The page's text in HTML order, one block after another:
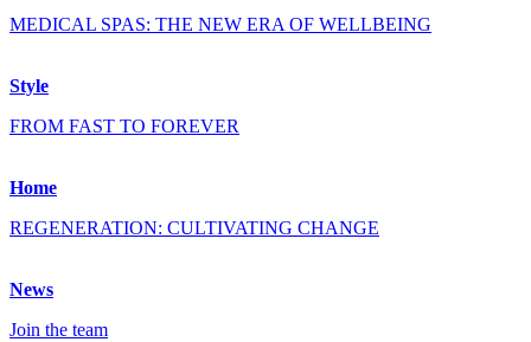
MEDICAL SPAS: THE NEW ERA OF WELLBEING
Style
FROM FAST TO FOREVER
Home
REGENERATION: CULTIVATING CHANGE
News
Join the team